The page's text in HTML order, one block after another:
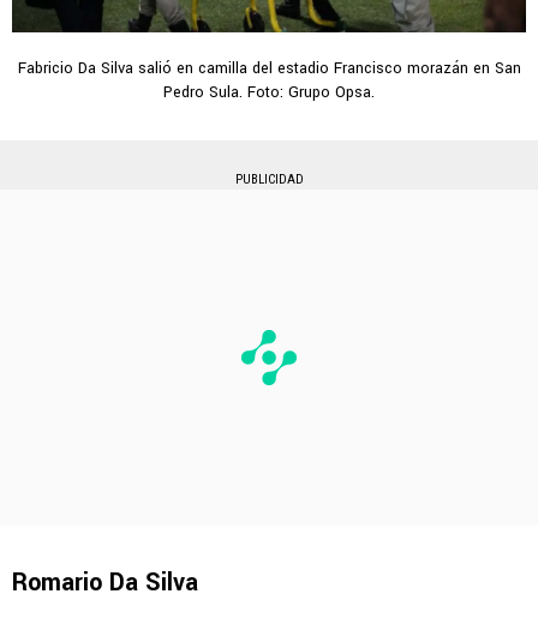
Fabricio Da Silva salió en camilla del estadio Francisco morazán en San
Pedro Sula. Foto: Grupo Opsa.
PUBLICIDAD
Romario Da Silva